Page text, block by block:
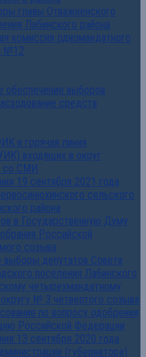
главы Отважненского
Лабинского района
комиссия одномандатного
№12
обеспечение выборов
средств
и горячая линия
входящих в округ
со СМИ
19 сентября 2021 года
сельского
района
в Государственную Думу
Российской
созыва
выборы депутатов Совета
поселения Лабинского
четырехмандатному
№ 3 четвертого созыва
по вопросу одобрения
Российской Федерации
13 сентября 2020 года
(губернатора)